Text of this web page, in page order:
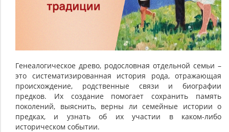
Генеалогическое древо, родословная отдельной семьи –
это систематизированная история рода, отражающая
происхождение, родственные связи и биографии
предков. Их создание помогает сохранить память
поколений, выяснить, верны ли семейные истории о
предках, и узнать об их участии в каком-либо
историческом событии.